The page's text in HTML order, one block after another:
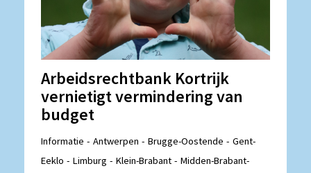
Arbeidsrechtbank Kortrijk
vernietigt vermindering van
budget
Informatie Antwerpen Brugge-Oostende
Gent-
Eeklo
Limburg Klein-Brabant
Midden-Brabant-